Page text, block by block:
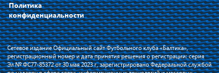
Политика
конфиденциальности
Сетевое издание Официальный сайт Футбольного клуба «Балтика»,
регистрационный номер и дата принятия решения о регистрации: серия
Эл № ФС77-85372 от 30 мая 2023 г, зарегистрировано Федеральной службой